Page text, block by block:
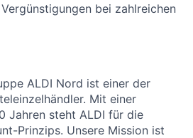
bei zahlreichen
ALDI Nord ist einer der
Mit einer
Jahren steht ALDI für die
Prinzips. Unsere Mission ist